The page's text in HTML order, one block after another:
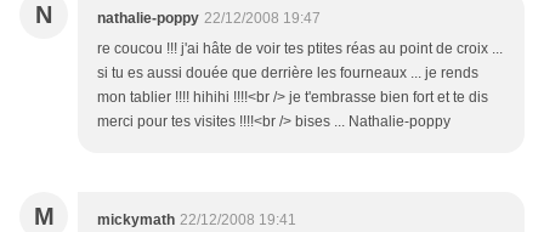
N nathalie-poppy 22/12/2008 19:47
re coucou !!! j'ai hâte de voir tes ptites réas au point de croix ...
si tu es aussi douée que derrière les fourneaux ... je rends
mon tablier !!!! hihihi !!!!<br /> je t'embrasse bien fort et te dis
merci pour tes visites !!!!<br /> bises ... Nathalie-poppy
M mickymath 22/12/2008 19:41